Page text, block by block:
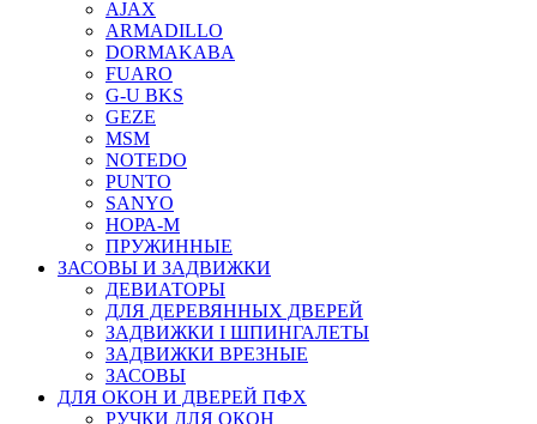
AJAX
ARMADILLO
DORMAKABA
FUARO
G-U BKS
GEZE
MSM
NOTEDO
PUNTO
SANYO
НОРА-М
ПРУЖИННЫЕ
ЗАСОВЫ И ЗАДВИЖКИ
ДЕВИАТОРЫ
ДЛЯ ДЕРЕВЯННЫХ ДВЕРЕЙ
ЗАДВИЖКИ I ШПИНГАЛЕТЫ
ЗАДВИЖКИ ВРЕЗНЫЕ
ЗАСОВЫ
ДЛЯ ОКОН И ДВЕРЕЙ ПФХ
РУЧКИ ДЛЯ ОКОН